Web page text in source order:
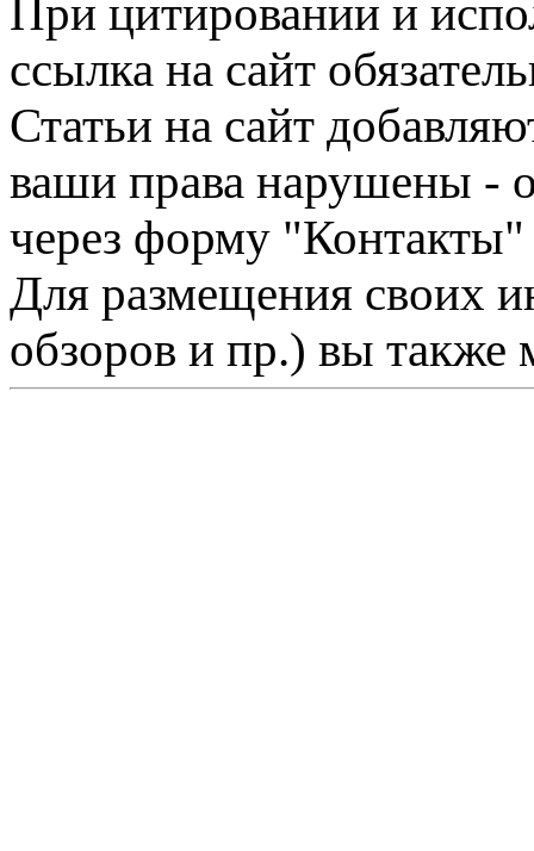
При цитировании и
ссылка на сайт
Статьи на сайт
ваши права нарушены -
через форму "Контакты"
Для размещения своих
обзоров и пр.) вы также